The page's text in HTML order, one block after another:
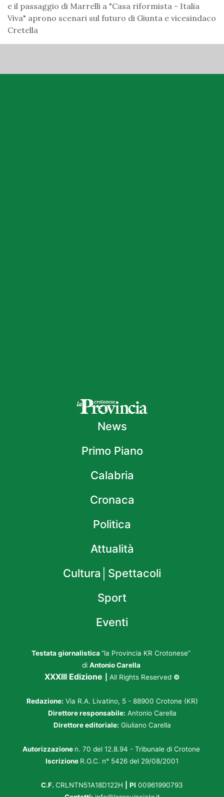
e il passaggio di Marrelli a "Casa riformista - Italia
Viva" aprono scenari sul futuro di Giunta e vicesindaco
Cretella
News
Primo Piano
Calabria
Cronaca
Politica
Attualità
Cultura│Spettacoli
Sport
Eventi
Testata giornalistica “la Provincia KR Crotonese”
di Antonio Carella
XXXIII Edizione All Rights Reserved ©
Redazione: Via R.A. Livatino, 5 - 88900 Crotone (KR)
Direttore responsabile: Antonio Carella
Direttore editoriale: Giuliano Carella
Autorizzazione n. 70 del 12.8.94 - Tribunale di Crotone
Iscrizione R.O.C. n° 5426 del 29/08/2001
C.F. CRLNTN51A18D122H PI 00961990793